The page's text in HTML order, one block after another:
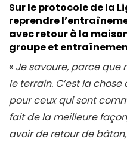
Sur le protocole de la
reprendre
avec retour à la
groupe et
« Je savoure, parce que
le terrain. C’est la
pour ceux qui sont
fait de la meilleure
avoir de retour de